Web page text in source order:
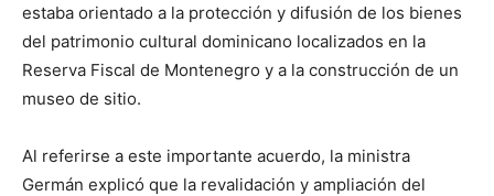
estaba orientado a la protección y difusión de los bienes
del patrimonio cultural dominicano localizados en la
Reserva Fiscal de Montenegro y a la construcción de un
museo de sitio.
Al referirse a este importante acuerdo, la ministra
Germán explicó que la revalidación y ampliación del